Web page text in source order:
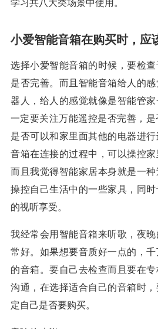
学习共八大类场景中使用。
小爱智能音箱在购买时，应
选择小爱智能音箱的时候，要检
是否完善。而且智能音箱给人的
器人，给人的感觉就像是智能管
一定要关注万能遥控是否完善，是
是否可以和家里面其他的电器进
音箱在连接的过程中，可以操控家
而且我觉得智能家居本身就是一
操控自己生活中的一些家具，同
的视听享受。
我经常会用智能音箱来听歌，夜
常好。如果想要音质好一点的，
的音箱。要自己去检查而且要在
沟通，在选择适合自己的音箱时
定自己是否要购买。